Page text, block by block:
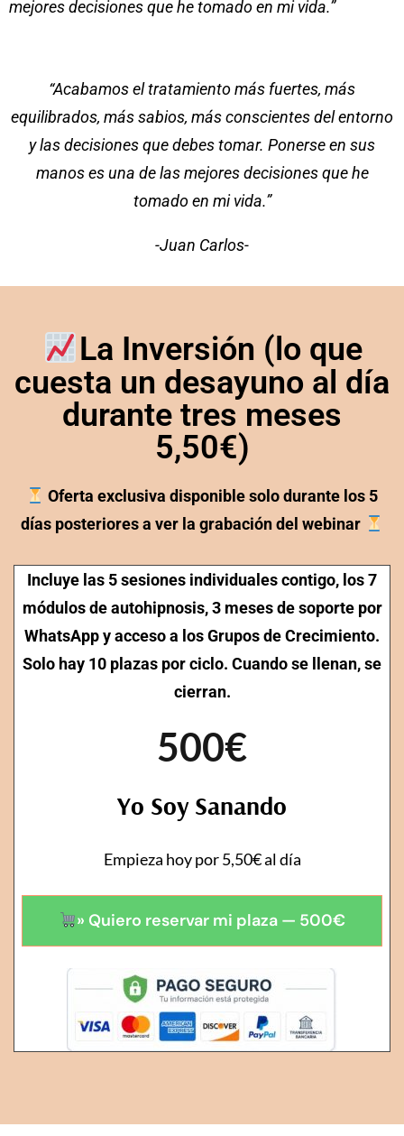
mejores decisiones que he tomado en mi vida.”
“Acabamos el tratamiento más fuertes, más
equilibrados, más sabios, más conscientes del entorno
y las decisiones que debes tomar. Ponerse en sus
manos es una de las mejores decisiones que he
tomado en mi vida.”
-Juan Carlos-
La Inversión (lo que
cuesta un desayuno al día
durante tres meses
5,50€)
Oferta exclusiva disponible solo durante los 5
días posteriores a ver la grabación del webinar
Incluye las 5 sesiones individuales contigo, los 7
módulos de autohipnosis, 3 meses de soporte por
WhatsApp y acceso a los Grupos de Crecimiento.
Solo hay 10 plazas por ciclo. Cuando se llenan, se
cierran.
500€
Yo Soy Sanando
Empieza hoy por 5,50€ al día
» Quiero reservar mi plaza — 500€